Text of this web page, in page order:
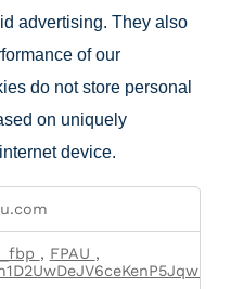
advertising. They also
of our
do not store personal
on uniquely
device.
_fbp , FPAU ,